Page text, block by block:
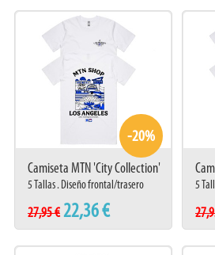
Madrid, Los Angeles, Marsella o Ámsterdam.
· Edición limitada
· 5 tallas disponibles (de S a XXL)
· Estampadas en algodón blanco de alta calidad
· Ilustraciones exclusivas por ciudad
Ya seas local, fan del graffiti global o
urbano con historia, esta colección está
dónde estés, si vistes MTN, vistes calle.
-20%
Camiseta MTN 'City Collection'
Los Angeles
5 Tallas . Diseño frontal/trasero
27,95 € 22,36 €
5